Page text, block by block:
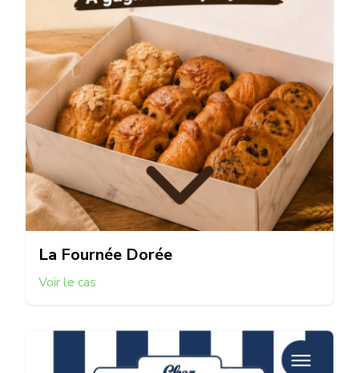
La Fournée Dorée
Voir le cas